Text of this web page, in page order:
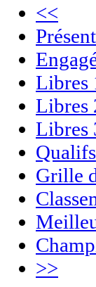
<<
Libres
Libres
Libres
Qualifs
Grille
>>